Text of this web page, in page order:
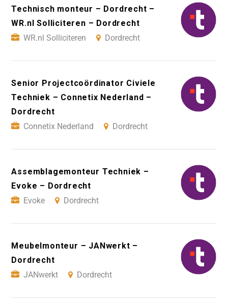
Technisch monteur – Dordrecht –
WR.nl Solliciteren – Dordrecht
WR.nl Solliciteren
Dordrecht
Senior Projectcoördinator Civiele
Techniek – Connetix Nederland –
Dordrecht
Connetix Nederland
Dordrecht
Assemblagemonteur Techniek –
Evoke – Dordrecht
Evoke
Dordrecht
Meubelmonteur – JANwerkt –
Dordrecht
JANwerkt
Dordrecht